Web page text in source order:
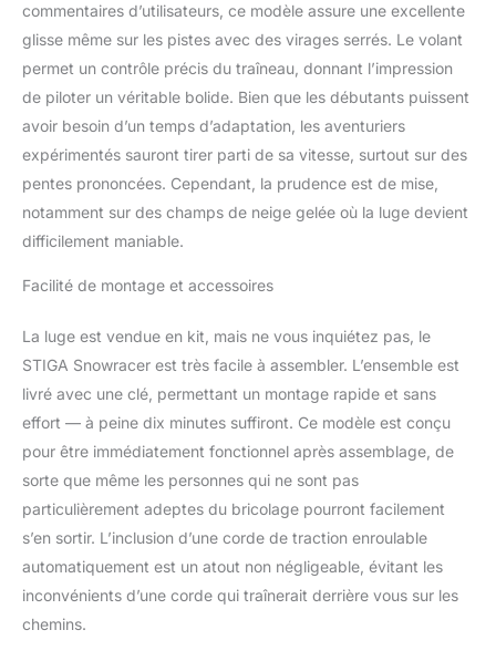
commentaires d’utilisateurs, ce modèle assure une excellente
glisse même sur les pistes avec des virages serrés. Le volant
permet un contrôle précis du traîneau, donnant l’impression
de piloter un véritable bolide. Bien que les débutants puissent
avoir besoin d’un temps d’adaptation, les aventuriers
expérimentés sauront tirer parti de sa vitesse, surtout sur des
pentes prononcées. Cependant, la prudence est de mise,
notamment sur des champs de neige gelée où la luge devient
difficilement maniable.
Facilité de montage et accessoires
La luge est vendue en kit, mais ne vous inquiétez pas, le
STIGA Snowracer est très facile à assembler. L’ensemble est
livré avec une clé, permettant un montage rapide et sans
effort — à peine dix minutes suffiront. Ce modèle est conçu
pour être immédiatement fonctionnel après assemblage, de
sorte que même les personnes qui ne sont pas
particulièrement adeptes du bricolage pourront facilement
s’en sortir. L’inclusion d’une corde de traction enroulable
automatiquement est un atout non négligeable, évitant les
inconvénients d’une corde qui traînerait derrière vous sur les
chemins.